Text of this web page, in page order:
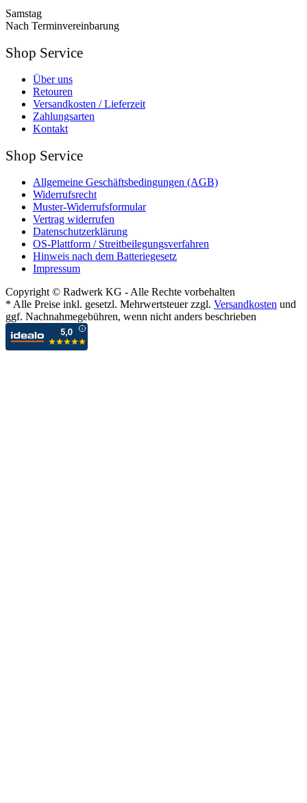
Samstag
Nach Terminvereinbarung
Shop Service
Über uns
Retouren
Versandkosten / Lieferzeit
Zahlungsarten
Kontakt
Shop Service
Allgemeine Geschäftsbedingungen (AGB)
Widerrufsrecht
Muster-Widerrufsformular
Vertrag widerrufen
Datenschutzerklärung
OS-Plattform / Streitbeilegungsverfahren
Hinweis nach dem Batteriegesetz
Impressum
Copyright © Radwerk KG - Alle Rechte vorbehalten
* Alle Preise inkl. gesetzl. Mehrwertsteuer zzgl. Versandkosten und
ggf. Nachnahmegebühren, wenn nicht anders beschrieben